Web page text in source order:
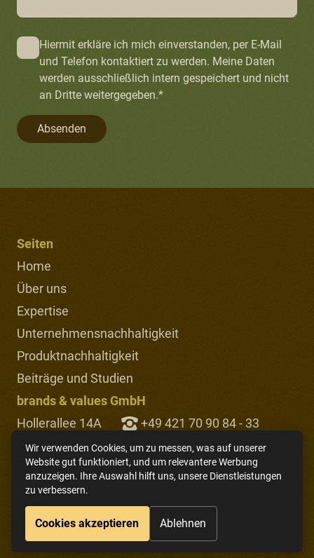
Wir verwenden Cookies, um zu messen, was auf unserer
Website gut funktioniert, und um relevantere Werbung
anzuzeigen. Ihre Auswahl hilft uns, unsere Dienstleistungen
zu verbessern.
Cookies akzeptieren Ablehnen
ENES Impressum
Hiermit erkläre ich mich einverstanden, per E-Mail
und Telefon kontaktiert zu werden. Meine Daten
werden ausschließlich intern gespeichert und nicht
an Dritte weitergegeben.*
Absenden
Seiten
Home
Über uns
Expertise
Unternehmensnachhaltigkeit
Produktnachhaltigkeit
Beiträge und Studien
brands & values GmbH
Hollerallee 14A
28209 Bremen
Deutschland
+49 421 70 90 84 - 33
+49 421 70 90 84 - 35
info@brandsandvalues.com
DEENES Impressum